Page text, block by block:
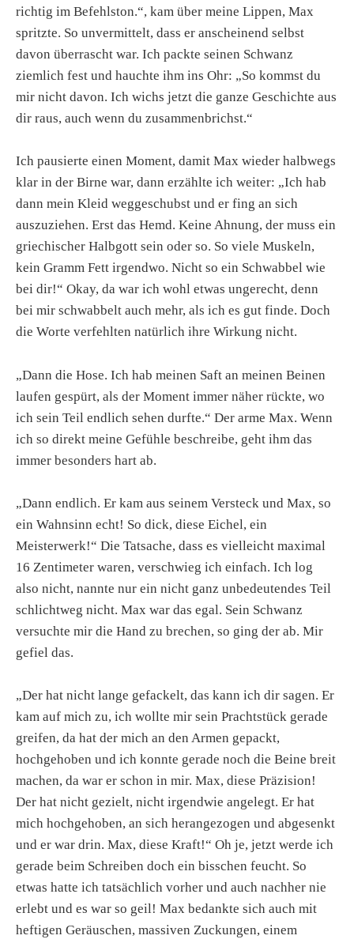
richtig im Befehlston.“, kam über meine Lippen, Max
spritzte. So unvermittelt, dass er anscheinend selbst
davon überrascht war. Ich packte seinen Schwanz
ziemlich fest und hauchte ihm ins Ohr: „So kommst du
mir nicht davon. Ich wichs jetzt die ganze Geschichte aus
dir raus, auch wenn du zusammenbrichst.“
Ich pausierte einen Moment, damit Max wieder halbwegs
klar in der Birne war, dann erzählte ich weiter: „Ich hab
dann mein Kleid weggeschubst und er fing an sich
auszuziehen. Erst das Hemd. Keine Ahnung, der muss ein
griechischer Halbgott sein oder so. So viele Muskeln,
kein Gramm Fett irgendwo. Nicht so ein Schwabbel wie
bei dir!“ Okay, da war ich wohl etwas ungerecht, denn
bei mir schwabbelt auch mehr, als ich es gut finde. Doch
die Worte verfehlten natürlich ihre Wirkung nicht.
„Dann die Hose. Ich hab meinen Saft an meinen Beinen
laufen gespürt, als der Moment immer näher rückte, wo
ich sein Teil endlich sehen durfte.“ Der arme Max. Wenn
ich so direkt meine Gefühle beschreibe, geht ihm das
immer besonders hart ab.
„Dann endlich. Er kam aus seinem Versteck und Max, so
ein Wahnsinn echt! So dick, diese Eichel, ein
Meisterwerk!“ Die Tatsache, dass es vielleicht maximal
16 Zentimeter waren, verschwieg ich einfach. Ich log
also nicht, nannte nur ein nicht ganz unbedeutendes Teil
schlichtweg nicht. Max war das egal. Sein Schwanz
versuchte mir die Hand zu brechen, so ging der ab. Mir
gefiel das.
„Der hat nicht lange gefackelt, das kann ich dir sagen. Er
kam auf mich zu, ich wollte mir sein Prachtstück gerade
greifen, da hat der mich an den Armen gepackt,
hochgehoben und ich konnte gerade noch die Beine breit
machen, da war er schon in mir. Max, diese Präzision!
Der hat nicht gezielt, nicht irgendwie angelegt. Er hat
mich hochgehoben, an sich herangezogen und abgesenkt
und er war drin. Max, diese Kraft!“ Oh je, jetzt werde ich
gerade beim Schreiben doch ein bisschen feucht. So
etwas hatte ich tatsächlich vorher und auch nachher nie
erlebt und es war so geil! Max bedankte sich auch mit
heftigen Geräuschen, massiven Zuckungen, einem